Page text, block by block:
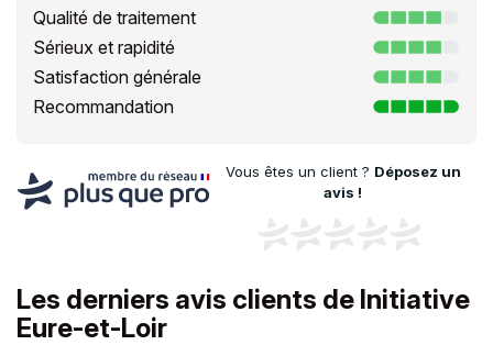
Qualité de traitement
Sérieux et rapidité
Satisfaction générale
Recommandation
Vous êtes un client ? Déposez un
avis !
Les derniers avis clients de Initiative
Eure-et-Loir